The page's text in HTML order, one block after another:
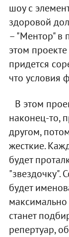
шоу с
здоровой
– "Ментор" в
этом
придется
что условия
В этом
наконец-то,
другом,
жесткие.
будет
"звездочку".
будет
максимально
станет
репертуар,